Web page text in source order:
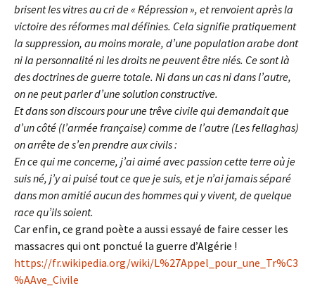
brisent les vitres au cri de « Répression », et renvoient après la
victoire des réformes mal définies. Cela signifie pratiquement
la suppression, au moins morale, d’une population arabe dont
ni la personnalité ni les droits ne peuvent être niés. Ce sont là
des doctrines de guerre totale. Ni dans un cas ni dans l’autre,
on ne peut parler d’une solution constructive.
Et dans son discours pour une trêve civile qui demandait que
d’un côté (l’armée française) comme de l’autre (Les fellaghas)
on arrête de s’en prendre aux civils :
En ce qui me concerne, j’ai aimé avec passion cette terre où je
suis né, j’y ai puisé tout ce que je suis, et je n’ai jamais séparé
dans mon amitié aucun des hommes qui y vivent, de quelque
race qu’ils soient.
Car enfin, ce grand poète a aussi essayé de faire cesser les
massacres qui ont ponctué la guerre d’Algérie !
https://fr.wikipedia.org/wiki/L%27Appel_pour_une_Tr%C3
%AAve_Civile